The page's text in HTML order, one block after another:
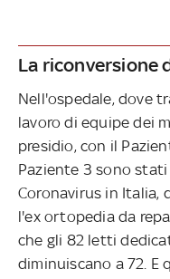
La riconversione
Nell'ospedale, dove
lavoro di equipe dei
presidio, con il
Paziente 3 sono
Coronavirus in Italia,
l'ex ortopedia da
che gli 82 letti
diminuiscano a 72. E